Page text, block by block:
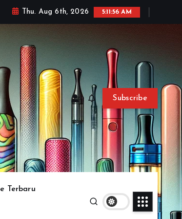
Thu. Aug 6th, 2026 5:11:57 AM
Subscribe
Terbaru